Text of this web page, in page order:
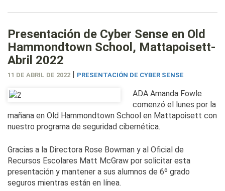
Presentación de Cyber Sense en Old
Hammondtown School, Mattapoisett-
Abril 2022
11 DE ABRIL DE 2022 | PRESENTACIÓN DE CYBER SENSE
ADA Amanda Fowle
comenzó el lunes por la
mañana en Old Hammondtown School en Mattapoisett con
nuestro programa de seguridad cibernética.
Gracias a la Directora Rose Bowman y al Oficial de
Recursos Escolares Matt McGraw por solicitar esta
presentación y mantener a sus alumnos de 6º grado
seguros mientras están en línea.